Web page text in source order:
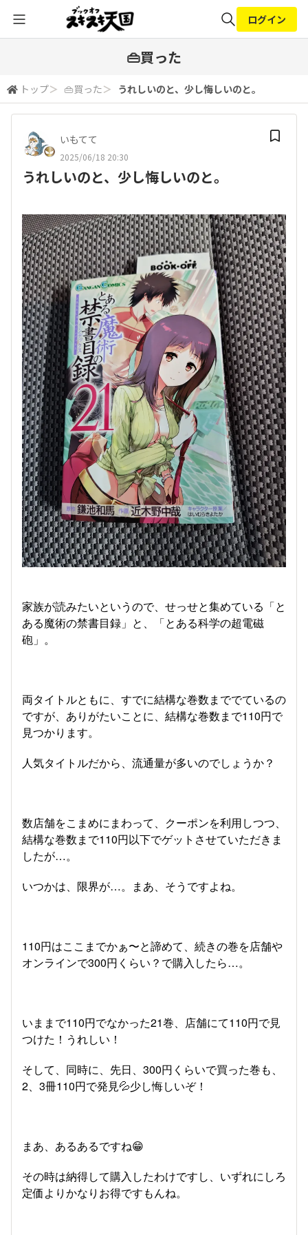
検索
ログイン
👜買った
トップ＞ 👜買った＞ うれしいのと、少し悔しいのと。
いもてて
2025/06/18 20:30
うれしいのと、少し悔しいのと。
家族が読みたいというので、せっせと集めている「と
ある魔術の禁書目録」と、「とある科学の超電磁
砲」。
両タイトルともに、すでに結構な巻数まででているの
ですが、ありがたいことに、結構な巻数まで110円で
見つかります。
人気タイトルだから、流通量が多いのでしょうか？
数店舗をこまめにまわって、クーポンを利用しつつ、
結構な巻数まで110円以下でゲットさせていただきま
したが…。
いつかは、限界が…。まあ、そうですよね。
110円はここまでかぁ〜と諦めて、続きの巻を店舗や
オンラインで300円くらい？で購入したら…。
いままで110円でなかった21巻、店舗にて110円で見
つけた！うれしい！
そして、同時に、先日、300円くらいで買った巻も、
2、3冊110円で発見💦少し悔しいぞ！
まあ、あるあるですね😁
その時は納得して購入したわけですし、いずれにしろ
定価よりかなりお得ですもんね。